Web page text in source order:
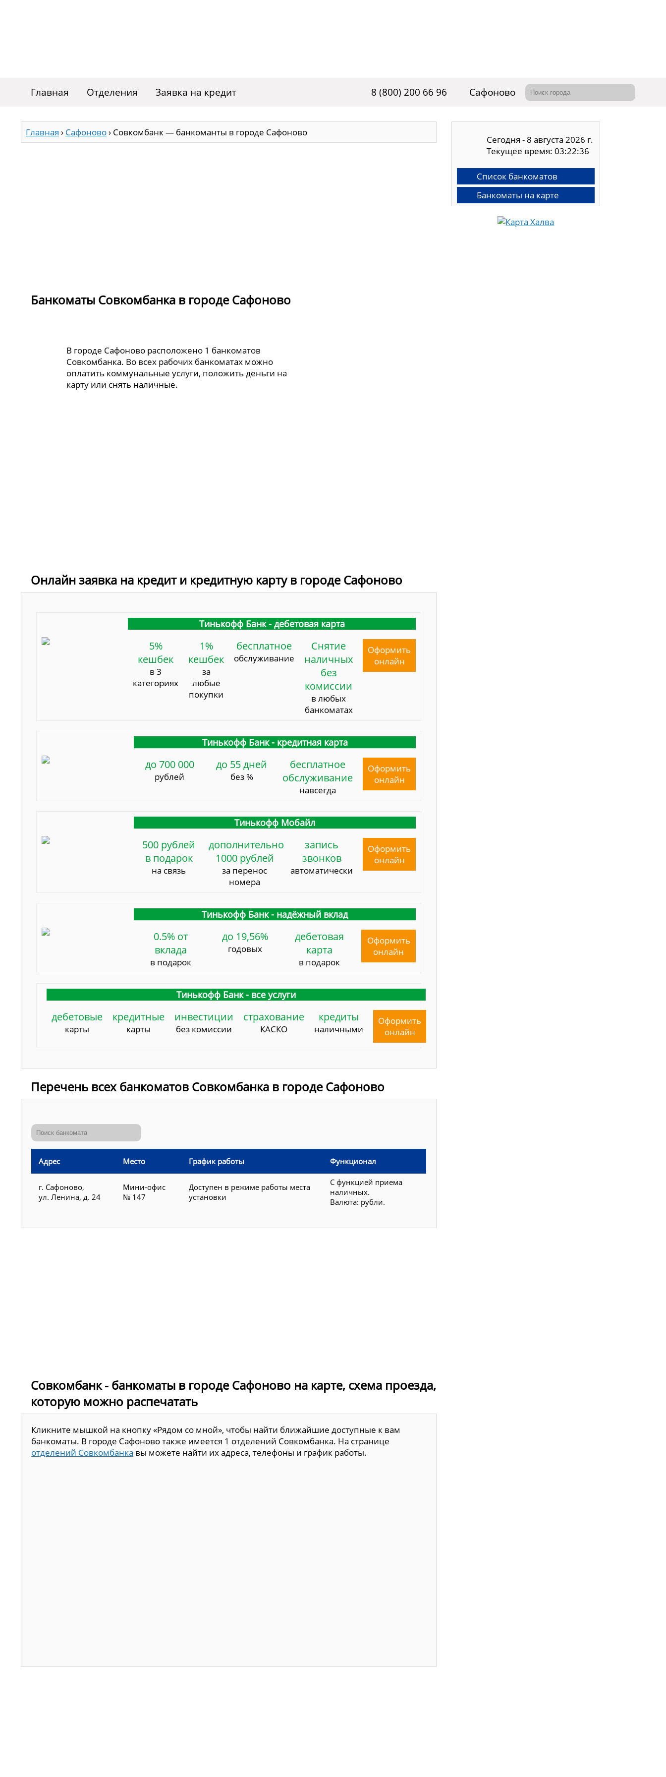
Главная Отделения Заявка на кредит 8 (800) 200 66 96 Сафоново
Главная › Сафоново› Совкомбанк — банкоманты в городе Сафоново
Банкоматы Совкомбанка в городе Сафоново
В городе Сафоново расположено 1 банкоматов
Совкомбанка. Во всех рабочих банкоматах можно
оплатить коммунальные услуги, положить деньги на
карту или снять наличные.
Онлайн заявка на кредит и кредитную карту в городе Сафоново
Тинькофф Банк - дебетовая карта
5%
кешбек
в 3
категориях
1%
кешбек
за
любые
покупки
бесплатное
обслуживание
Снятие
наличных
без
комиссии
в любых
банкоматах
Оформить
онлайн
Тинькофф Банк - кредитная карта
до 700 000
рублей
до 55 дней
без %
бесплатное
обслуживание
навсегда
Оформить
онлайн
Тинькофф Мобайл
500 рублей
в подарок
на связь
дополнительно
1000 рублей
за перенос
номера
запись
звонков
автоматически
Оформить
онлайн
Тинькофф Банк - надёжный вклад
0.5% от
вклада
в подарок
до 19,56%
годовых
дебетовая
карта
в подарок
Оформить
онлайн
Тинькофф Банк - все услуги
дебетовые
карты
кредитные
карты
инвестиции
без комиссии
страхование
КАСКО
кредиты
наличными
Оформить
онлайн
Перечень всех банкоматов Совкомбанка в городе Сафоново
Адрес Место График работы Функционал
г. Сафоново,
ул. Ленина, д. 24
Мини-офис
№ 147
Доступен в режиме работы места
установки
С функцией приема
наличных.
Валюта: рубли.
Совкомбанк - банкоматы в городе Сафоново на карте, схема проезда,
которую можно распечатать
Кликните мышкой на кнопку «Рядом со мной», чтобы найти ближайшие доступные к вам
банкоматы. В городе Сафоново также имеется 1 отделений Совкомбанка. На странице
отделений Совкомбанка вы можете найти их адреса, телефоны и график работы.
Сегодня - 8 августа 2026 г.
Текущее время: 03:22:37
Список банкоматов
Банкоматы на карте